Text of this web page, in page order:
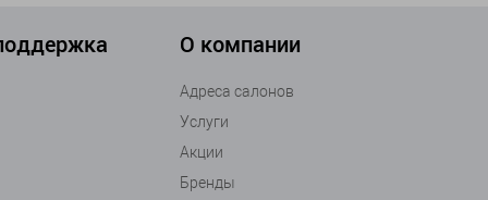
О компании
Адреса салонов
Услуги
Акции
Бренды